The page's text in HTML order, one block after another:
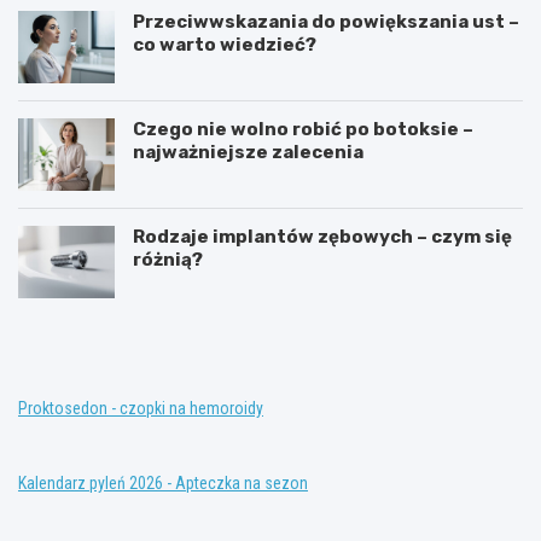
Przeciwwskazania do powiększania ust –
co warto wiedzieć?
Czego nie wolno robić po botoksie –
najważniejsze zalecenia
Rodzaje implantów zębowych – czym się
różnią?
T
i
a
K
n
o
Proktosedon - czopki na hemoroidy
Kalendarz pyleń 2026 - Apteczka na sezon